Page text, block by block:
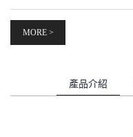
MORE >
產品介紹